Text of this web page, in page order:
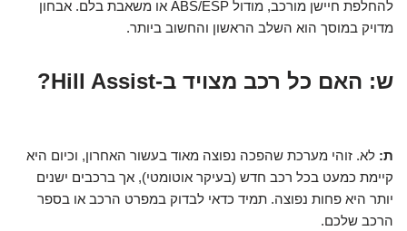
להחלפת חיישן מורכב, מודול ABS/ESP או משאבת בלם. אבחון
מדויק במוסך הוא השלב הראשון והחשוב ביותר.
ש: האם כל רכב מצויד ב-Hill Assist?
ת: לא. זוהי מערכת שהפכה נפוצה מאוד בעשור האחרון, וכיום היא
קיימת כמעט בכל רכב חדש (בעיקר אוטומטי), אך ברכבים ישנים
יותר היא פחות נפוצה. תמיד כדאי לבדוק במפרט הרכב או בספר
הרכב שלכם.